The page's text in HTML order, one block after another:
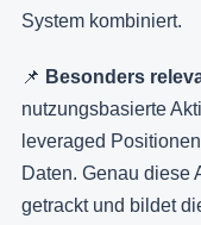
System kombiniert.
📌 Besonders
nutzungsbasierte
leveraged
Daten. Genau diese
getrackt und bildet